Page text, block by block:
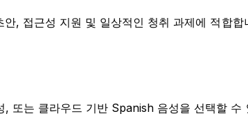
, 접근성 지원 및 일상적인 청취 과제에 적합합
또는 클라우드 기반 Spanish 음성을 선택할 수